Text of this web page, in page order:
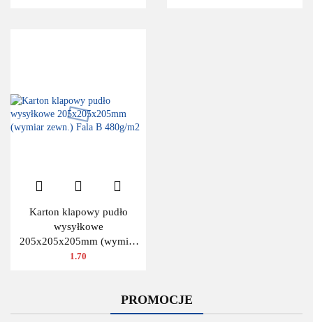
Karton klapowy pudło
wysyłkowe
205x205x205mm (wymiar
zewn.) Fala B 480g/m2
1.70
PROMOCJE